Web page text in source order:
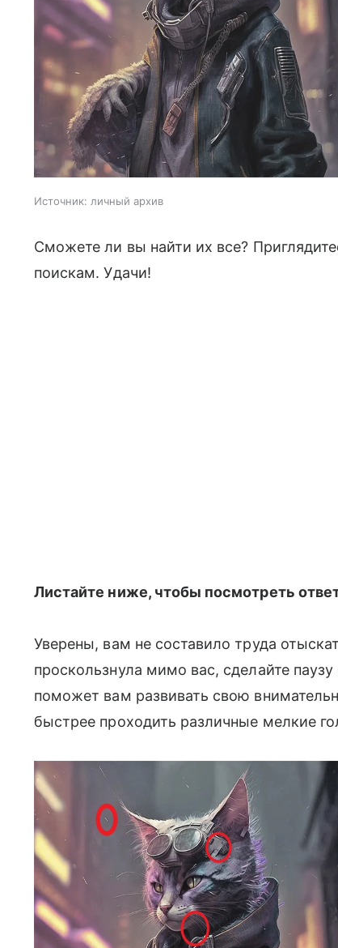
Источник: личный архив
Сможете ли вы найти их все?
поискам. Удачи!
Листайте ниже, чтобы посмотреть
Уверены, вам не составило труда
проскользнула мимо вас, сделайте
поможет вам развивать свою
быстрее проходить различные мелкие